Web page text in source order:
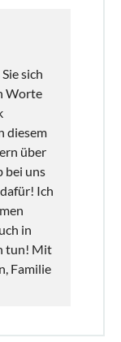
sich
Worte
diesem
über
bei uns
Ich
in
tun! Mit
Familie